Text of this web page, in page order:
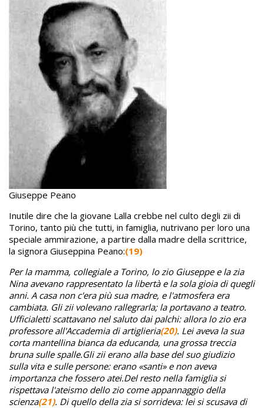
Giuseppe Peano
Inutile dire che la giovane Lalla crebbe nel culto degli zii di
Torino, tanto più che tutti, in famiglia, nutrivano per loro una
speciale ammirazione, a partire dalla madre della scrittrice,
la signora Giuseppina Peano:(19)
Per la mamma, collegiale a Torino, lo zio Giuseppe e la zia
Nina avevano rappresentato la libertà e la sola gioia di quegli
anni. A casa non c'era più sua madre, e l'atmosfera era
cambiata. Gli zii volevano rallegrarla; la portavano a teatro.
Ufficialetti scattavano nel saluto dai palchi: allora lo zio era
professore all'Accademia di artiglieria(20). Lei aveva la sua
corta mantellina bianca da educanda, una grossa treccia
bruna sulle spalle.Gli zii erano alla base del suo giudizio
sulla vita e sulle persone: erano «santi» e non aveva
importanza che fossero atei.Del resto nella famiglia si
rispettava l'ateismo dello zio come appannaggio della
scienza(21). Di quello della zia si sorrideva: lei si scusava di